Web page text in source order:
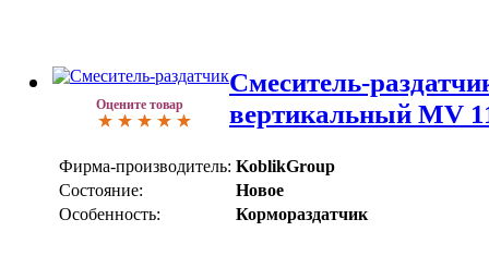
Оцените товар
Смеситель-
вертикальный MV
Фирма-производитель: KoblikGroup
Состояние:
Новое
Особенность:
Кормораздатчик